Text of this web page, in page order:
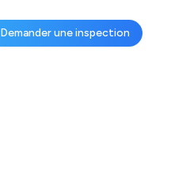
Demander une inspection